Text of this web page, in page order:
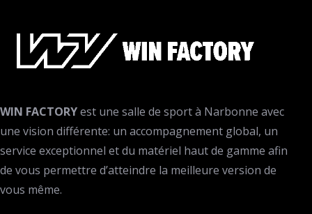
WIN FACTORYest une salle de sport à Narbonne avec
une vision différente: un accompagnement global, un
service exceptionnel et du matériel haut de gamme afin
de vous permettre d’atteindre la meilleure version de
vous même.